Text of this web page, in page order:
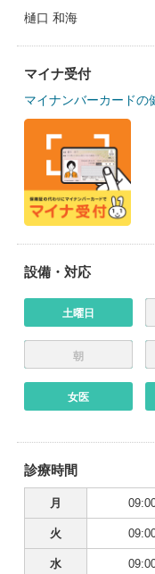
樋口 和海
マイナ受付
マイナンバーカードの
設備・対応
土曜日
朝
女医
診療時間
月
火
水